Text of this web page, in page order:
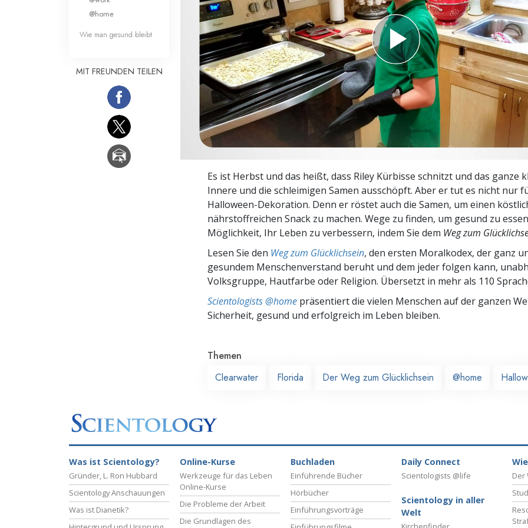
Liebe und Hass – Was ist Größe?
Es ist Herbst und das heißt, dass Riley Kürbisse schnitzt und das ganze
Innere und die schleimigen Samen ausschöpft. Aber er tut es nicht nur
Halloween-Dekoration. Denn er röstet auch die Samen, um einen
nährstoffreichen Snack zu machen. Wege zu finden, um gesund zu
Möglichkeit, Ihr Leben zu verbessern, indem Sie dem Weg zum
Lesen Sie den Weg zum Glücklichsein, den ersten Moralkodex, der ganz
gesundem Menschenverstand beruht und dem jeder folgen kann,
Volksgruppe, Hautfarbe oder Religion. Übersetzt in mehr als 110
Scientologists @home präsentiert die vielen Menschen auf der ganzen
Sicherheit, gesund und erfolgreich im Leben bleiben.
Themen
Clearwater
Florida Der Weg zum Glücklichsein @home
@home
Wie man gesund bleibt
MIT FREUNDEN TEILEN
Was ist Scientology?
Gründer, L. Ron Hubbard
Scientology Anschauungen
Was ist Dianetik?
Online-Kurse
Werkzeuge für das Leben
Online-Kurse
Die Probleme der Arbeit
Die Grundlagen des
Buchladen
Einführende Bücher
Hörbücher
Einführungsvorträge
Daily Connect
Scientologists @life
Scientology in aller
Welt
Der